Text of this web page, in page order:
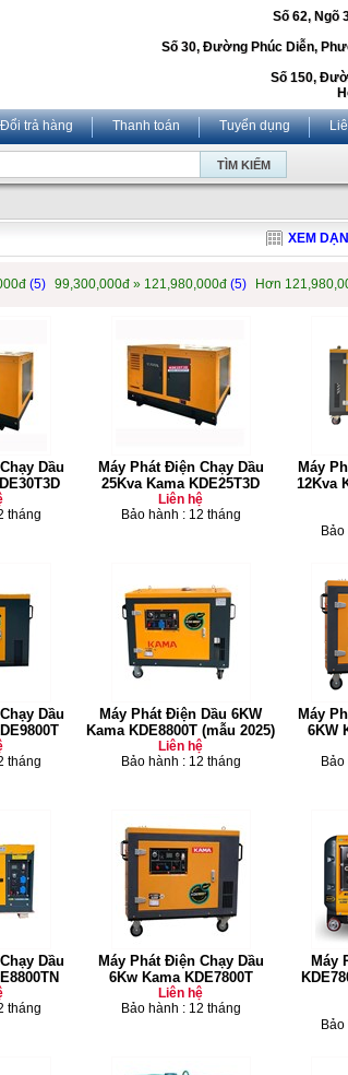
Số 62, Ngõ
Số 30, Đường Phúc Diễn,
Số 150,
Đổi trả hàng Thanh toán Tuyển dụng
XEM
(5) 99,300,000đ » 121,980,000đ (5) Hơn
Dầu
tháng
Máy Phát Điện Chạy Dầu
25Kva Kama KDE25T3D
Liên hệ
Bảo hành : 12 tháng
Máy
12Kva
Dầu
tháng
Máy Phát Điện Dầu 6KW
Kama KDE8800T (mẫu 2025)
Liên hệ
Bảo hành : 12 tháng
Máy
6KW
Dầu
tháng
Máy Phát Điện Chạy Dầu
6Kw Kama KDE7800T
Liên hệ
Bảo hành : 12 tháng
Máy